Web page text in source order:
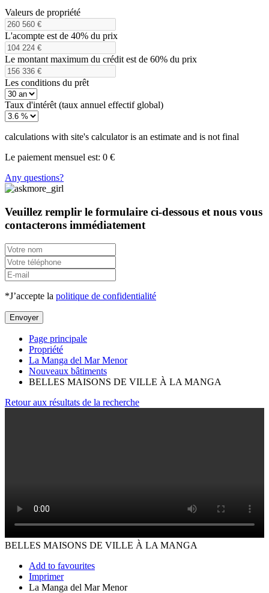
Valeurs de propriété
L'acompte est de 40% du prix
Le montant maximum du crédit est de 60% du prix
Les conditions du prêt
Taux d'intérêt (taux annuel effectif global)
calculations with site's calculator is an estimate and is not final
Le paiement mensuel est: 0 €
Any questions?
Veuillez remplir le formulaire ci-dessous et nous vous
contacterons immédiatement
*J’accepte la politique de confidentialité
Envoyer
Page principale
Propriété
La Manga del Mar Menor
Nouveaux bâtiments
BELLES MAISONS DE VILLE À LA MANGA
Retour aux résultats de la recherche
BELLES MAISONS DE VILLE À LA MANGA
Add to favourites
Imprimer
La Manga del Mar Menor